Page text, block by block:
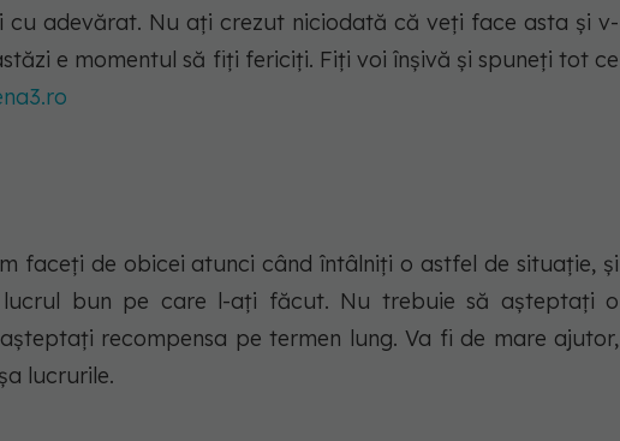
cu adevărat. Nu aţi crezut niciodată că veţi face asta şi v-
e momentul să fiţi fericiţi. Fiţi voi înşivă şi spuneţi tot ce
faceţi de obicei atunci când întâlniţi o astfel de situaţie, şi
bun pe care l-aţi făcut. Nu trebuie să aşteptaţi o
recompensa pe termen lung. Va fi de mare ajutor,
lucrurile.